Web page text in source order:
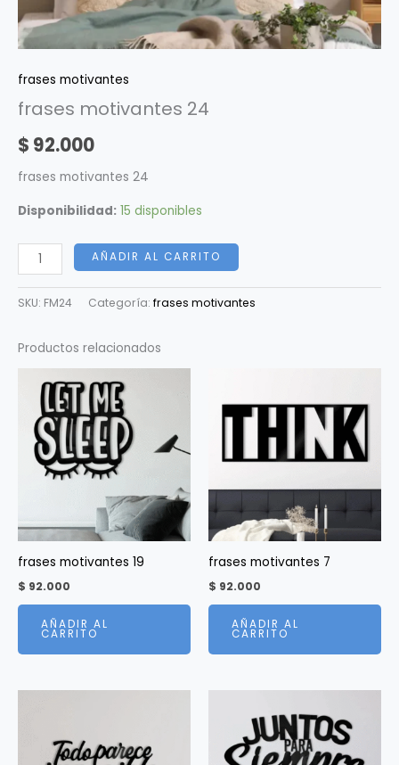
frases motivantes
frases motivantes 24
$ 92.000
frases motivantes 24
Disponibilidad: 15 disponibles
AÑADIR AL CARRITO
SKU: FM24 Categoría: frases motivantes
Productos relacionados
frases motivantes 19
$ 92.000
AÑADIR AL
CARRITO
frases motivantes 7
$ 92.000
AÑADIR AL
CARRITO